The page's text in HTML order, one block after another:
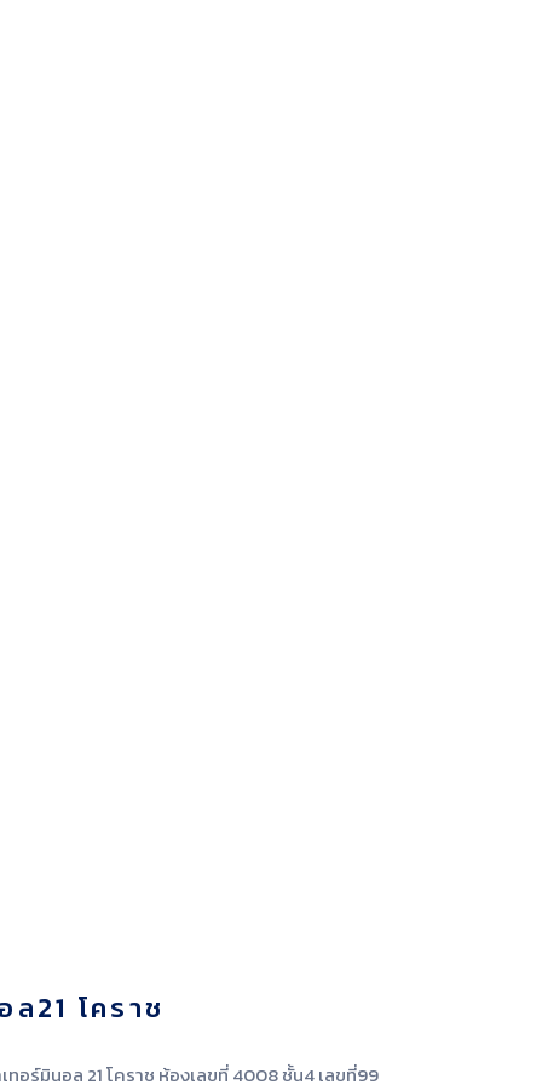
21 โคราช
อร์มินอล 21 โคราช ห้องเลขที่ 4008 ชั้น4 เลขที่99